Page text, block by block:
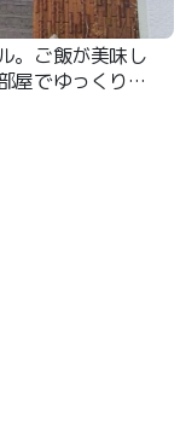
。ご飯が美味し
屋でゆっくり食